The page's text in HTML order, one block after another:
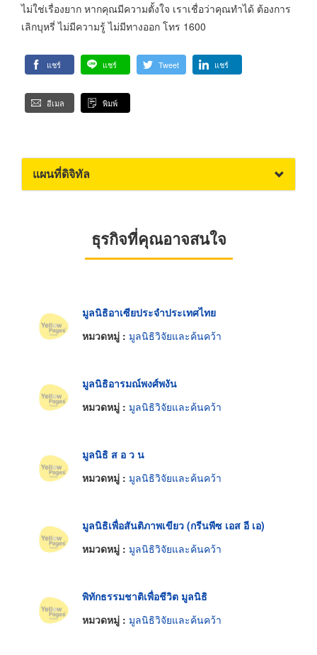
ไม่ใช่เรื่องยาก หากคุณมีความตั้งใจ เราเชื่อว่าคุณทำได้ ต้องการ
เลิกบุหรี่ ไม่มีความรู้ ไม่มีทางออก โทร 1600
แชร์ แชร์ Tweet แชร์
อีเมล พิมพ์
แผนที่ดิจิทัล
ธุรกิจที่คุณอาจสนใจ
มูลนิธิอาเซียประจำประเทศไทย
หมวดหมู่ : มูลนิธิวิจัยและค้นคว้า
มูลนิธิอารมณ์พงศ์พงัน
หมวดหมู่ : มูลนิธิวิจัยและค้นคว้า
มูลนิธิ ส อ ว น
หมวดหมู่ : มูลนิธิวิจัยและค้นคว้า
มูลนิธิเพื่อสันติภาพเขียว (กรีนพีซ เอส อี เอ)
หมวดหมู่ : มูลนิธิวิจัยและค้นคว้า
พิทักธรรมชาติเพื่อชีวิต มูลนิธิ
หมวดหมู่ : มูลนิธิวิจัยและค้นคว้า